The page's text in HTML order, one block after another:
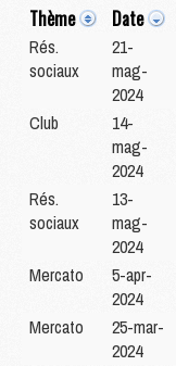
Thème Date
Rés.
sociaux
21-
mag-
2024
Club
14-
mag-
2024
Rés.
sociaux
13-
mag-
2024
Mercato
5-apr-
2024
Mercato
25-mar-
2024